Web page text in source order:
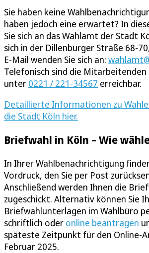
Sie haben keine
haben jedoch eine erwartet? In
Sie sich an das Wahlamt der Stadt
sich in der Dillenburger Straße 68-
E-Mail wenden Sie sich an:
Telefonisch sind die Mitarbeitenden
unter 0221 / 221-34567 erreichbar.
Detaillierte Informationen zu
die Stadt Köln hier.
Briefwahl in Köln – Wie
In Ihrer Wahlbenachrichtigung
Vordruck, den Sie per Post
Anschließend werden Ihnen die
zugeschickt. Alternativ können Sie
Briefwahlunterlagen im Wahlbüro
schriftlich oder online beantragen
späteste Zeitpunkt für den Online-
Februar 2025.